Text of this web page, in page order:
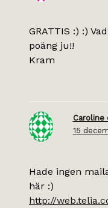
GRATTIS :) :)
poäng ju!!
Kram
Caroline
15
Hade ingen
här :)
http://